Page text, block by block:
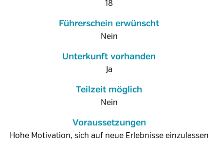
18
Führerschein erwünscht
Nein
Unterkunft vorhanden
Ja
Teilzeit möglich
Nein
Voraussetzungen
Hohe Motivation, sich auf neue Erlebnisse einzulassen